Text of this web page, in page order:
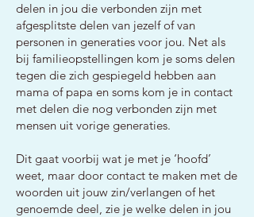
delen in jou die verbonden zijn met
afgesplitste delen van jezelf of van
personen in generaties voor jou. Net als
bij familieopstellingen kom je soms delen
tegen die zich gespiegeld hebben aan
mama of papa en soms kom je in contact
met delen die nog verbonden zijn met
mensen uit vorige generaties.
Dit gaat voorbij wat je met je ‘hoofd’
weet, maar door contact te maken met de
woorden uit jouw zin/verlangen of het
genoemde deel, zie je welke delen in jou